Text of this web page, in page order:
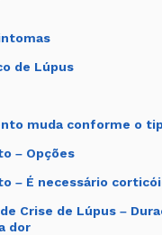
de Lúpus
muda conforme o
– Opções
– É necessário
Crise de Lúpus –
dor